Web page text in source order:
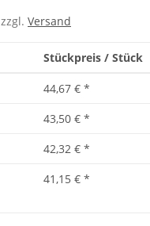
Versand
Stückpreis / Stück
44,67 € *
43,50 € *
42,32 € *
41,15 € *